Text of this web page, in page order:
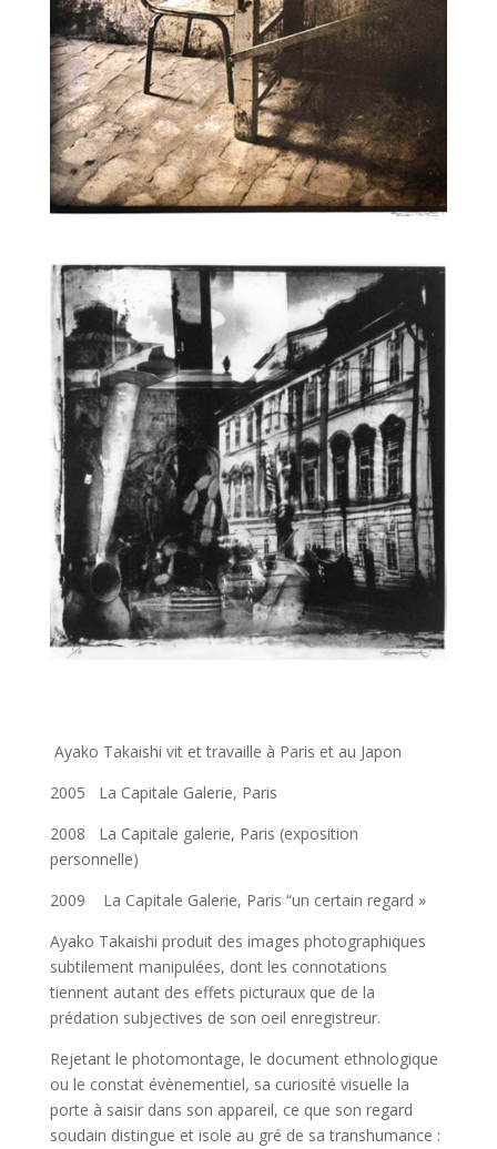
Ayako Takaishi vit et travaille à Paris et au Japon
2005 La Capitale Galerie, Paris
2008 La Capitale galerie, Paris (exposition
personnelle)
2009 La Capitale Galerie, Paris “un certain regard »
Ayako Takaishi produit des images photographiques
subtilement manipulées, dont les connotations
tiennent autant des effets picturaux que de la
prédation subjectives de son oeil enregistreur.
Rejetant le photomontage, le document ethnologique
ou le constat évènementiel, sa curiosité visuelle la
porte à saisir dans son appareil, ce que son regard
soudain distingue et isole au gré de sa transhumance :